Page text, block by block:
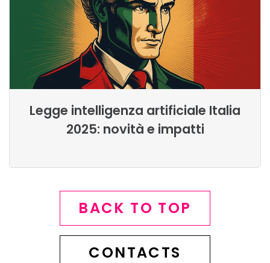
Legge intelligenza artificiale Italia
2025: novità e impatti
BACK TO TOP
CONTACTS